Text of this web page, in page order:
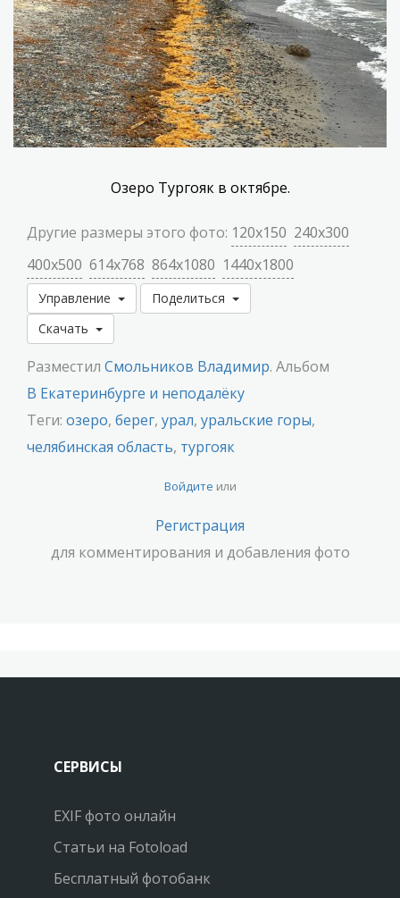
Озеро Тургояк в октябре.
Другие размеры этого фото: 120x150 240x300
400x500 614x768 864x1080 1440x1800
Управление
Поделиться
Скачать
Разместил Смольников Владимир. Альбом
В Екатеринбурге и неподалёку
Теги: озеро, берег, урал, уральские горы,
челябинская область, тургояк
Войдите или
Регистрация
для комментирования и добавления фото
СЕРВИСЫ
EXIF фото онлайн
Статьи на Fotoload
Бесплатный фотобанк